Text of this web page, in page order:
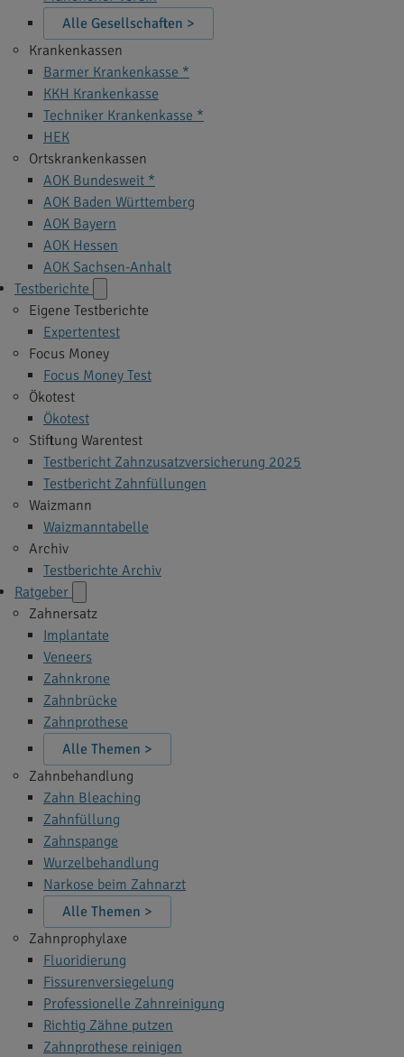
Alle Gesellschaften >
Krankenkassen
Barmer Krankenkasse *
KKH Krankenkasse
Techniker Krankenkasse *
HEK
Ortskrankenkassen
AOK Bundesweit *
AOK Baden Württemberg
AOK Bayern
AOK Hessen
AOK Sachsen-Anhalt
Testberichte
Eigene Testberichte
Expertentest
Focus Money
Focus Money Test
Ökotest
Ökotest
Stiftung Warentest
Testbericht Zahnzusatzversicherung 2025
Testbericht Zahnfüllungen
Waizmann
Waizmanntabelle
Archiv
Testberichte Archiv
Ratgeber
Zahnersatz
Implantate
Veneers
Zahnkrone
Zahnbrücke
Zahnprothese
Alle Themen >
Zahnbehandlung
Zahn Bleaching
Zahnfüllung
Zahnspange
Wurzelbehandlung
Narkose beim Zahnarzt
Alle Themen >
Zahnprophylaxe
Fluoridierung
Fissurenversiegelung
Professionelle Zahnreinigung
Richtig Zähne putzen
Zahnprothese reinigen